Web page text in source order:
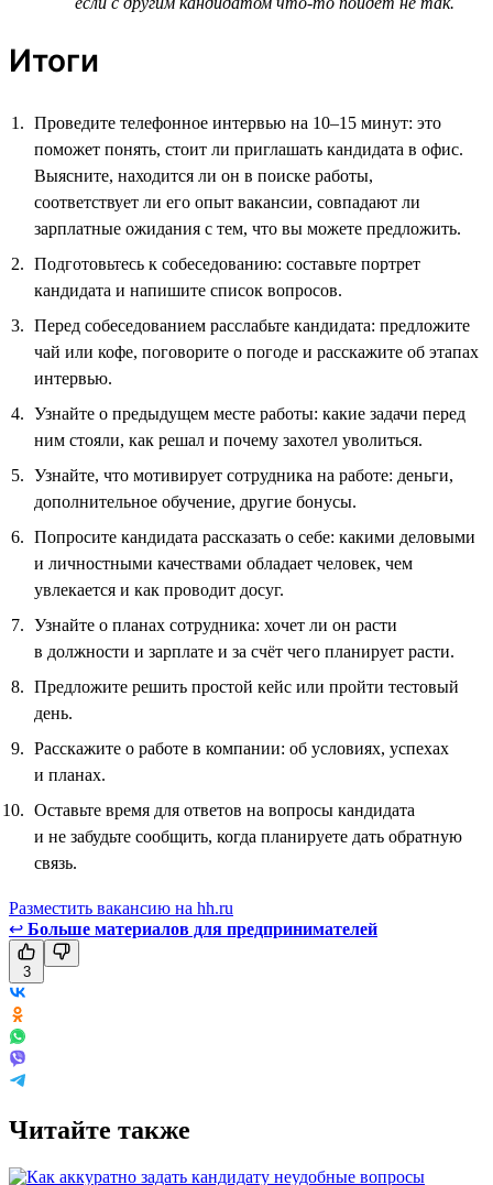
Итоги
Проведите телефонное интервью на 10–15 минут: это
поможет понять, стоит ли приглашать кандидата в офис.
Выясните, находится ли он в поиске работы,
соответствует ли его опыт вакансии, совпадают ли
зарплатные ожидания с тем, что вы можете предложить.
Подготовьтесь к собеседованию: составьте портрет
кандидата и напишите список вопросов.
Перед собеседованием расслабьте кандидата: предложите
чай или кофе, поговорите о погоде и расскажите об этапах
интервью.
Узнайте о предыдущем месте работы: какие задачи перед
ним стояли, как решал и почему захотел уволиться.
Узнайте, что мотивирует сотрудника на работе: деньги,
дополнительное обучение, другие бонусы.
Попросите кандидата рассказать о себе: какими деловыми
и личностными качествами обладает человек, чем
увлекается и как проводит досуг.
Узнайте о планах сотрудника: хочет ли он расти
в должности и зарплате и за счёт чего планирует расти.
Предложите решить простой кейс или пройти тестовый
день.
Расскажите о работе в компании: об условиях, успехах
и планах.
Оставьте время для ответов на вопросы кандидата
и не забудьте сообщить, когда планируете дать обратную
связь.
Разместить вакансию на hh.ru
↩ Больше материалов для предпринимателей
3
Читайте также